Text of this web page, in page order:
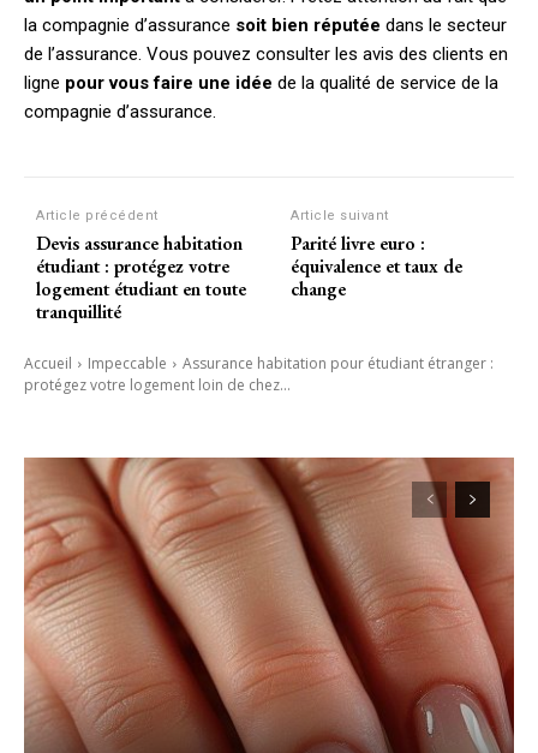
la compagnie d’assurance soit bien réputée dans le secteur
de l’assurance. Vous pouvez consulter les avis des clients en
ligne pour vous faire une idée de la qualité de service de la
compagnie d’assurance.
Article précédent
Devis assurance habitation
étudiant : protégez votre
logement étudiant en toute
tranquillité
Article suivant
Parité livre euro :
équivalence et taux de
change
Accueil Impeccable
Assurance habitation pour étudiant étranger :
protégez votre logement loin de chez...